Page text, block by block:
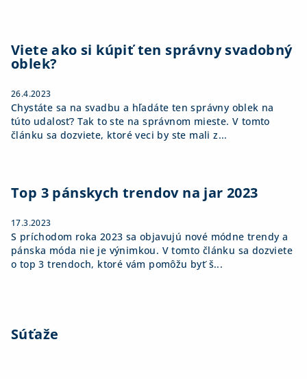
Viete ako si kúpiť ten správny svadobný
oblek?
26.4.2023
Chystáte sa na svadbu a hľadáte ten správny oblek na
túto udalosť? Tak to ste na správnom mieste. V tomto
článku sa dozviete, ktoré veci by ste mali z...
Top 3 pánskych trendov na jar 2023
17.3.2023
S príchodom roka 2023 sa objavujú nové módne trendy a
pánska móda nie je výnimkou. V tomto článku sa dozviete
o top 3 trendoch, ktoré vám pomôžu byť š...
Súťaže